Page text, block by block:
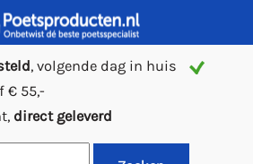
, volgende dag in huis
€ 55,-
direct geleverd